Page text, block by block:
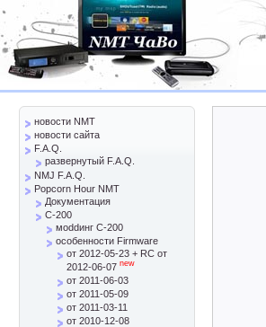
новости NMT
новости сайта
F.A.Q.
развернутый F.A.Q.
NMJ F.A.Q.
Popcorn Hour NMT
Документация
C-200
моddинг C-200
особенности Firmware
от 2012-05-23 + RC от
2012-06-07 new
от 2011-06-03
от 2011-05-09
от 2011-03-11
от 2010-12-08